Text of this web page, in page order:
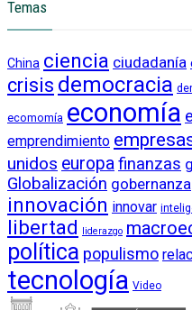
Temas
China ciencia ciudadanía
crisis democracia
ecomomía economía
emprendimiento
unidos europafinanzas
Globalización gobernanza
innovación innovar
libertad liderazgo
política populismo
tecnología Video